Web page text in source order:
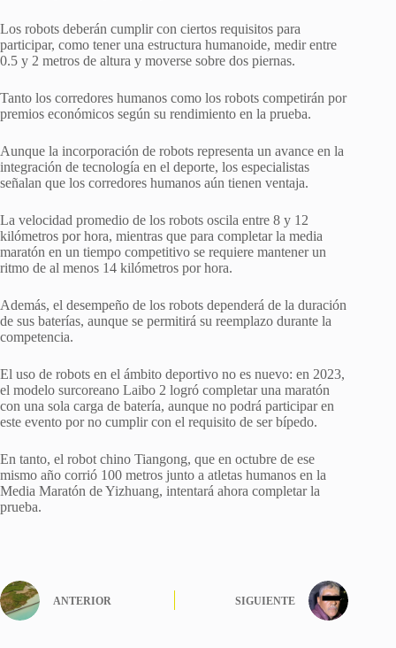
Los robots deberán cumplir con ciertos requisitos para
participar, como tener una estructura humanoide, medir entre
0.5 y 2 metros de altura y moverse sobre dos piernas.
Tanto los corredores humanos como los robots competirán por
premios económicos según su rendimiento en la prueba.
Aunque la incorporación de robots representa un avance en la
integración de tecnología en el deporte, los especialistas
señalan que los corredores humanos aún tienen ventaja.
La velocidad promedio de los robots oscila entre 8 y 12
kilómetros por hora, mientras que para completar la media
maratón en un tiempo competitivo se requiere mantener un
ritmo de al menos 14 kilómetros por hora.
Además, el desempeño de los robots dependerá de la duración
de sus baterías, aunque se permitirá su reemplazo durante la
competencia.
El uso de robots en el ámbito deportivo no es nuevo: en 2023,
el modelo surcoreano Laibo 2 logró completar una maratón
con una sola carga de batería, aunque no podrá participar en
este evento por no cumplir con el requisito de ser bípedo.
En tanto, el robot chino Tiangong, que en octubre de ese
mismo año corrió 100 metros junto a atletas humanos en la
Media Maratón de Yizhuang, intentará ahora completar la
prueba.
ANTERIOR SIGUIENTE